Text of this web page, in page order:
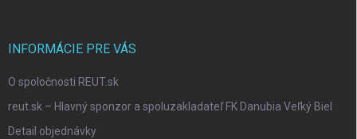
INFORMÁCIE PRE VÁS
O spoločnosti REUT.sk
reut.sk – Hlavný sponzor a spoluzakladateľ FK Danubia Veľký Biel
Detail objednávky